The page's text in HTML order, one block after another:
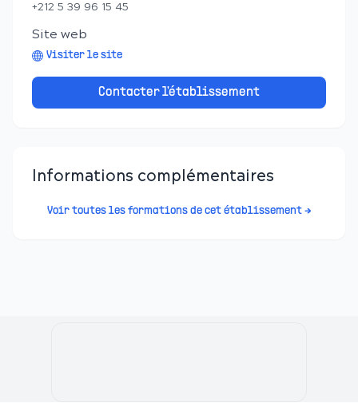
+212 5 39 96 15 45
Site web
Visiter le site
Contacter l'établissement
Informations complémentaires
Voir toutes les formations de cet établissement →